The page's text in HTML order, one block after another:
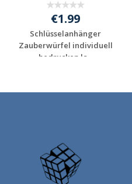
€1.99
Schlüsselanhänger
Zauberwürfel individuell
bedrucken la...